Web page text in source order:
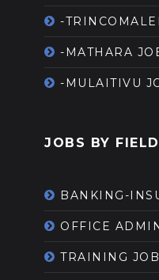
-
-MATHARA
-MULAITIVU
JOBS BY FIELD
BANKING-
OFFICE
TRAINING